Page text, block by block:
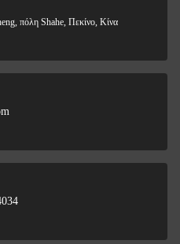
πόλη Shahe, Πεκίνο, Κίνα